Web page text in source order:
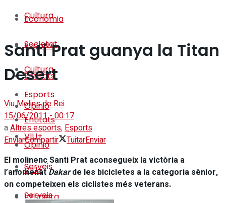
Cultura
Esports
Entitats
Opinió
VIU+
Serveis
L’Espieta
Economia
Societat
Cultura
Esports
Entitats
Opinió
VIU+
Serveis
Santi Prat guanya la Titan
Desert
Viu Molins de Rei
15/06/2011 - 00:17
aAltres esports,Esports
EnviarCompartir TuitarEnviar
El molinenc Santi Prat aconsegueix la victòria a
l’anomenatDakarde les bicicletes a la categoria sènior,
on competeixen els ciclistes més veterans.